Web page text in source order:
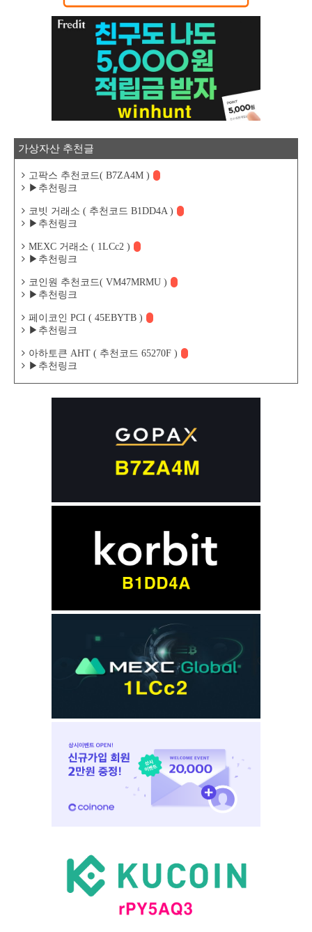
가상자산 추천글
고팍스 추천코드( B7ZA4M )
▶추천링크
코빗 거래소 ( 추천코드 B1DD4A )
▶추천링크
MEXC 거래소 ( 1LCc2 )
▶추천링크
코인원 추천코드( VM47MRMU )
▶추천링크
페이코인 PCI ( 45EBYTB )
▶추천링크
아하토큰 AHT ( 추천코드 65270F )
▶추천링크